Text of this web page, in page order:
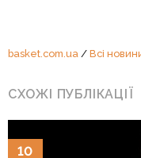
basket.com.ua / Всі
СХОЖІ ПУБЛІКАЦІЇ
10